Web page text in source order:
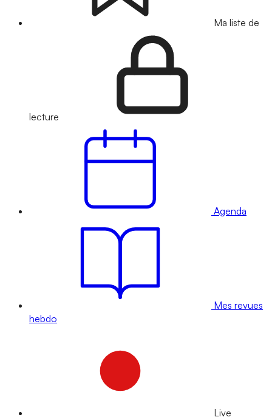
Ma liste de
lecture
Agenda
Mes revues
hebdo
Live